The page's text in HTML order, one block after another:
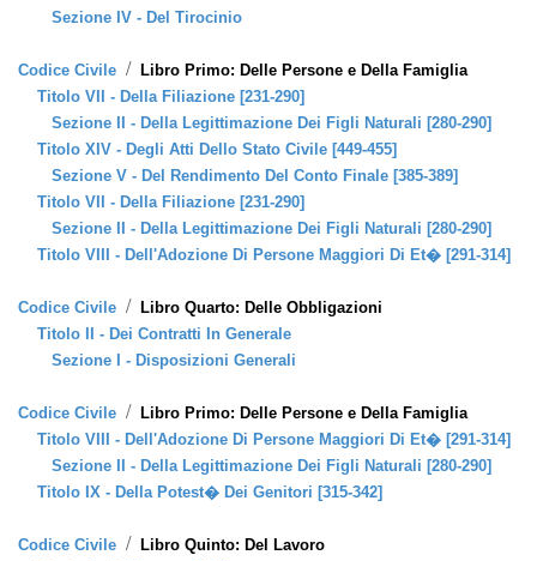
Sezione IV - Del Tirocinio
Codice Civile / Libro Primo: Delle Persone e Della Famiglia
Titolo VII - Della Filiazione [231-290]
Sezione II - Della Legittimazione Dei Figli Naturali [280-290]
Titolo XIV - Degli Atti Dello Stato Civile [449-455]
Sezione V - Del Rendimento Del Conto Finale [385-389]
Titolo VII - Della Filiazione [231-290]
Sezione II - Della Legittimazione Dei Figli Naturali [280-290]
Titolo VIII - Dell'Adozione Di Persone Maggiori Di Et� [291-314]
Codice Civile / Libro Quarto: Delle Obbligazioni
Titolo II - Dei Contratti In Generale
Sezione I - Disposizioni Generali
Codice Civile / Libro Primo: Delle Persone e Della Famiglia
Titolo VIII - Dell'Adozione Di Persone Maggiori Di Et� [291-314]
Sezione II - Della Legittimazione Dei Figli Naturali [280-290]
Titolo IX - Della Potest� Dei Genitori [315-342]
Codice Civile / Libro Quinto: Del Lavoro